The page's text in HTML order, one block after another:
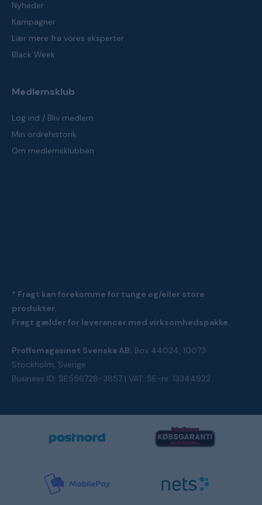
Nyheder
Kampagner
Lær mere fra vores eksperter
Black Week
Medlemsklub
Log ind / Bliv medlem
Min ordrehistorik
Om medlemsklubben
* Fragt kan forekomme for tunge og/eller store
produkter.
Fragt gælder for leverancer med virksomhedspakke.
Proffsmagasinet Svenska AB: Box 44024, 10073
Stockholm, Sverige
Business ID: SE556728-3857 | VAT: SE-nr. 13344922